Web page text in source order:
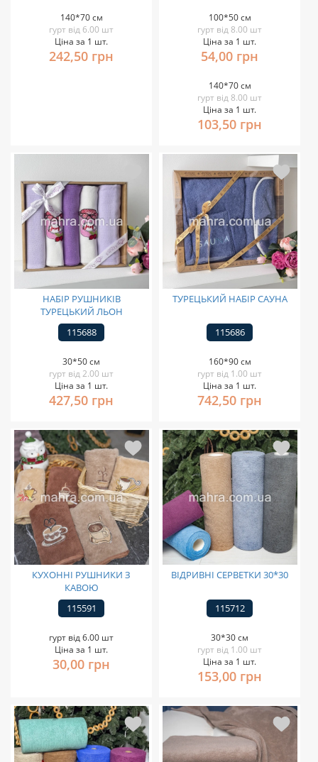
140*70 см
гурт від 6.00 шт
Ціна за 1 шт.
242,50 грн
100*50 см
гурт від 8.00 шт
Ціна за 1 шт.
54,00 грн
140*70 см
гурт від 8.00 шт
Ціна за 1 шт.
103,50 грн
НАБІР РУШНИКІВ
ТУРЕЦЬКИЙ ЛЬОН
115688
30*50 см
гурт від 2.00 шт
Ціна за 1 шт.
427,50 грн
ТУРЕЦЬКИЙ НАБІР САУНА
115686
160*90 см
гурт від 1.00 шт
Ціна за 1 шт.
742,50 грн
КУХОННІ РУШНИКИ З
КАВОЮ
115591
гурт від 6.00 шт
Ціна за 1 шт.
30,00 грн
ВІДРИВНІ СЕРВЕТКИ 30*30
115712
30*30 см
гурт від 1.00 шт
Ціна за 1 шт.
153,00 грн